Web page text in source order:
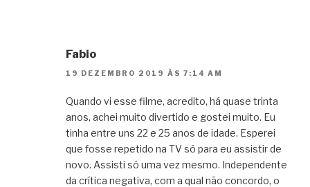
Fabio
19 DEZEMBRO 2019 ÀS 7:14 AM
Quando vi esse filme, acredito, há quase trinta
anos, achei muito divertido e gostei muito. Eu
tinha entre uns 22 e 25 anos de idade. Esperei
que fosse repetido na TV só para eu assistir de
novo. Assisti só uma vez mesmo. Independente
da crítica negativa, com a qual não concordo, o